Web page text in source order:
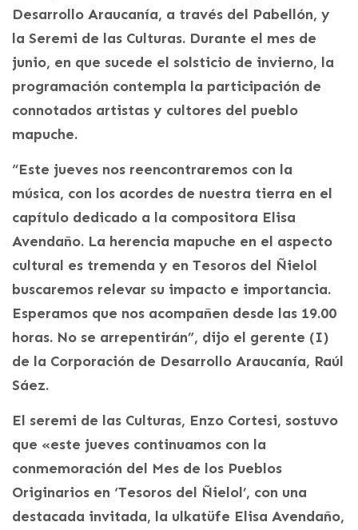
Desarrollo Araucanía, a través del Pabellón, y
la Seremi de las Culturas. Durante el mes de
junio, en que sucede el solsticio de invierno, la
programación contempla la participación de
connotados artistas y cultores del pueblo
mapuche.
“Este jueves nos reencontraremos con la
música, con los acordes de nuestra tierra en el
capítulo dedicado a la compositora Elisa
Avendaño. La herencia mapuche en el aspecto
cultural es tremenda y en Tesoros del Ñielol
buscaremos relevar su impacto e importancia.
Esperamos que nos acompañen desde las 19.00
horas. No se arrepentirán”, dijo el gerente (I)
de la Corporación de Desarrollo Araucanía, Raúl
Sáez.
El seremi de las Culturas, Enzo Cortesi, sostuvo
que «este jueves continuamos con la
conmemoración del Mes de los Pueblos
Originarios en ‘Tesoros del Ñielol’, con una
destacada invitada, la ulkatüfe Elisa Avendaño,